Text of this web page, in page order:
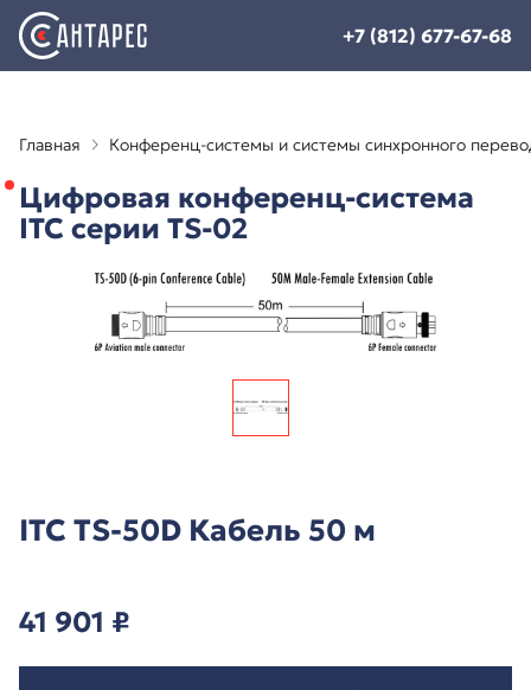
+7 (812) 677-67-68
Главная Конференц-системы и системы синхронного
Цифровая конференц-система
ITC серии TS-02
ITC TS-50D Кабель 50 м
41 901 ₽